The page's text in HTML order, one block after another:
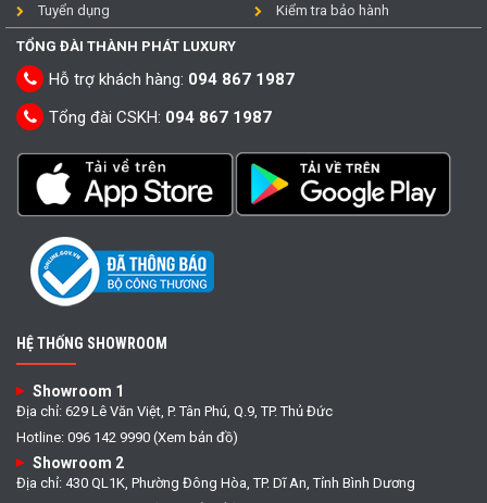
Tuyển dụng
Kiểm tra bảo hành
TỔNG ĐÀI THÀNH PHÁT LUXURY
Hỗ trợ khách hàng: 094 867 1987
Tổng đài CSKH: 094 867 1987
HỆ THỐNG SHOWROOM
Showroom 1
Địa chỉ: 629 Lê Văn Việt, P. Tân Phú, Q.9, TP. Thủ Đức
Hotline: 096 142 9990 (Xem bản đồ)
Showroom 2
Địa chỉ: 430 QL1K, Phường Đông Hòa, TP. Dĩ An, Tỉnh Bình Dương